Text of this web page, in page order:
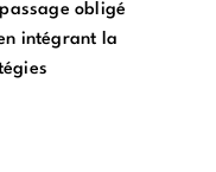
obligé
intégrant la